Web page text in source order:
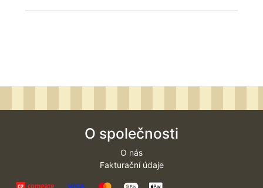
O společnosti
O nás
Fakturační údaje